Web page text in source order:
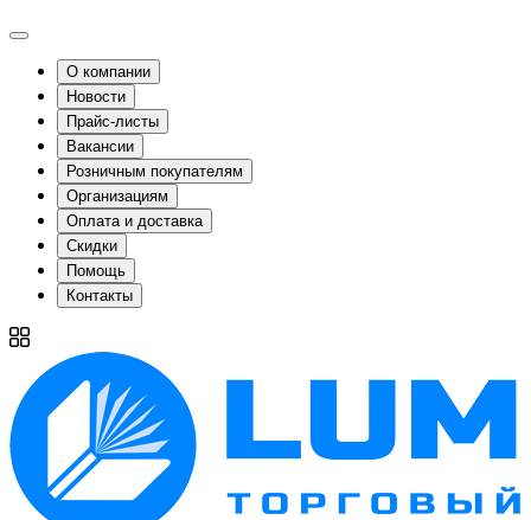
О компании
Новости
Прайс-листы
Вакансии
Розничным покупателям
Организациям
Оплата и доставка
Скидки
Помощь
Контакты